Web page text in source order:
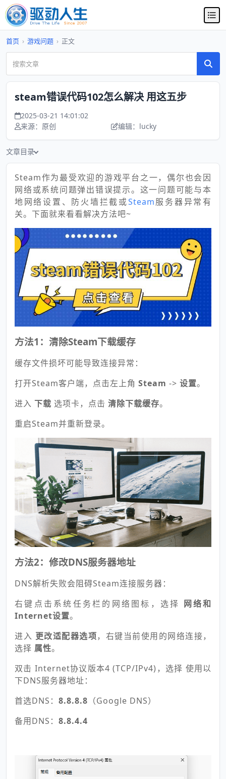
首页 › 游戏问题 › 正文
steam错误代码102怎么解决 用这五步
2025-03-21 14:01:02
来源：原创
编辑：lucky
文章目录
Steam作为最受欢迎的游戏平台之一，偶尔也会因
网络或系统问题弹出错误提示。这一问题可能与本
地网络设置、防火墙拦截或Steam服务器异常有
关。下面就来看看解决方法吧~
方法1：清除Steam下载缓存
缓存文件损坏可能导致连接异常：
打开Steam客户端，点击左上角 Steam -> 设置。
进入 下载 选项卡，点击 清除下载缓存。
重启Steam并重新登录。
方法2：修改DNS服务器地址
DNS解析失败会阻碍Steam连接服务器：
右键点击系统任务栏的网络图标，选择 网络和
Internet设置。
进入 更改适配器选项，右键当前使用的网络连接，
选择 属性。
双击 Internet协议版本4 (TCP/IPv4)，选择 使用以
下DNS服务器地址：
首选DNS： 8.8.8.8 （Google DNS）
备用DNS： 8.8.4.4